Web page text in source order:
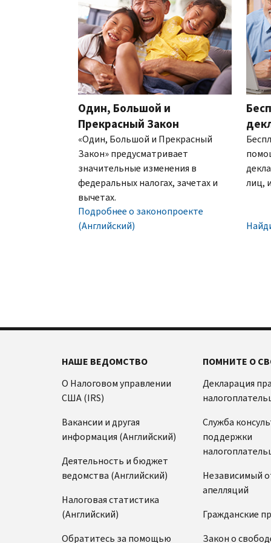
шестизначный
номер,
который
присваивается
для
предотвращения
подачи
налоговой
декларации
другим
лицом
с
использованием
номера
налогоплательщика
и
Налоговому
управлению
США
используется
для
О
выписках
ли
это
IRS?
(Английский)
Связь по телефону
Мы
работаем
с
7:00
до
19:00
по
местному
времени.
Внутри
800-
из-
границы:Позвоните
воспользуйтесь
онлайн-
Прежде
позвонить
Подготовьте
следующую
информацию:
Один, Большой и
Прекрасный Закон
«Один, Большой и Прекрасный
Закон» предусматривает
значительные изменения в
федеральных налогах, зачетах и
вычетах.
Подробнее о законопроекте
(Английский)
лиц,
НАШЕ ВЕДОМСТВО
О Налоговом управлении
США (IRS)
Вакансии и другая
информация (Английский)
Деятельность и бюджет
ведомства (Английский)
Налоговая статистика
(Английский)
Обратитесь за помощью
ПОМНИТЕ О
Декларация
Служба
поддержки
Независимый
апелляций
Гражданские
Закон о